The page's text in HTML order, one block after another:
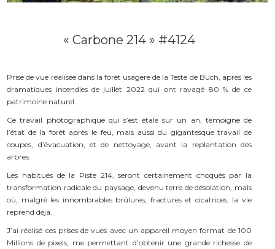
« Carbone 214 » #4124
Prise de vue réalisée dans la forêt usagere de la Teste de Buch, après les
dramatiques incendies de juillet 2022 qui ont ravagé 80 % de ce
patrimoine naturel.
Ce travail photographique qui s’est étalé sur un an, témoigne de
l’état de la forêt après le feu, mais aussi du gigantesque travail de
coupes, d’évacuation, et de nettoyage, avant la replantation des
arbres.
Les habitués de la Piste 214, seront certainement choqués par la
transformation radicale du paysage, devenu terre de désolation, mais
où, malgré les innombrables brûlures, fractures et cicatrices, la vie
reprend déjà.
J’ai réalisé ces prises de vues avec un appareil moyen format de 100
Millions de pixels, me permettant d’obtenir une grande richesse de